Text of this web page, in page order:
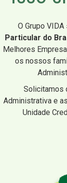
O Grupo
Particular do
Melhores
os nossos
Solicitamos
Administrativa e
Unidade